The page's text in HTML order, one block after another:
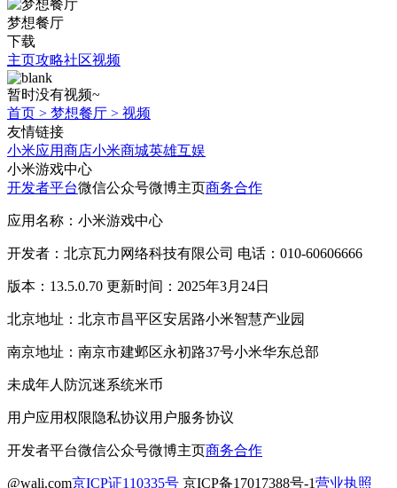
梦想餐厅
下载
主页攻略社区视频
暂时没有视频~
首页 > 梦想餐厅 > 视频
友情链接
小米应用商店小米商城英雄互娱
小米游戏中心
开发者平台微信公众号微博主页商务合作
应用名称：小米游戏中心
开发者：北京瓦力网络科技有限公司 电话：010-60606666
版本：13.5.0.70 更新时间：2025年3月24日
北京地址：北京市昌平区安居路小米智慧产业园
南京地址：南京市建邺区永初路37号小米华东总部
未成年人防沉迷系统米币
用户应用权限隐私协议用户服务协议
开发者平台微信公众号微博主页商务合作
@wali.com京ICP证110335号 京ICP备17017388号-1营业执照